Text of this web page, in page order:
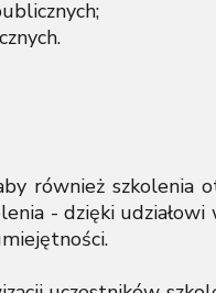
również szkolenia
- dzięki